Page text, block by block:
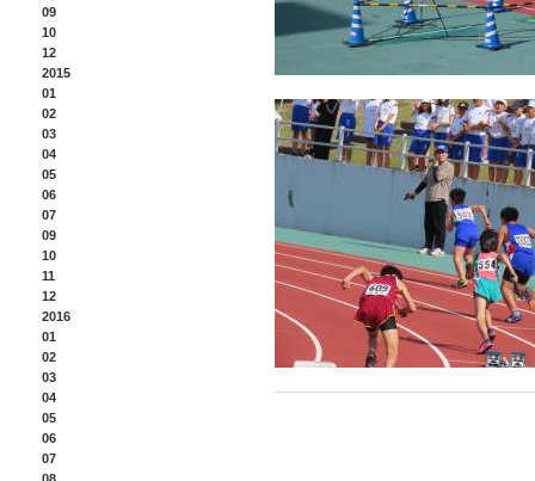
09
10
12
2015
01
02
03
04
05
06
07
09
10
11
12
2016
01
02
03
04
05
06
07